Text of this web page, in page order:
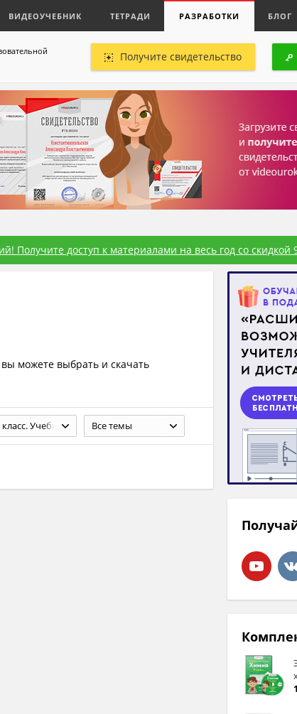
ВИДЕОУЧЕБНИК ТЕТРАДИ РАЗРАБОТКИ БЛОГ
Получите свидетельство
Получите доступ к материалами на весь год со скидкой
можете выбрать и скачать
Химия 8 класс. Учебник. Еремин В.В., Кузьменко Н.Е. и др. М.: 2012. - 272 с. Все темы